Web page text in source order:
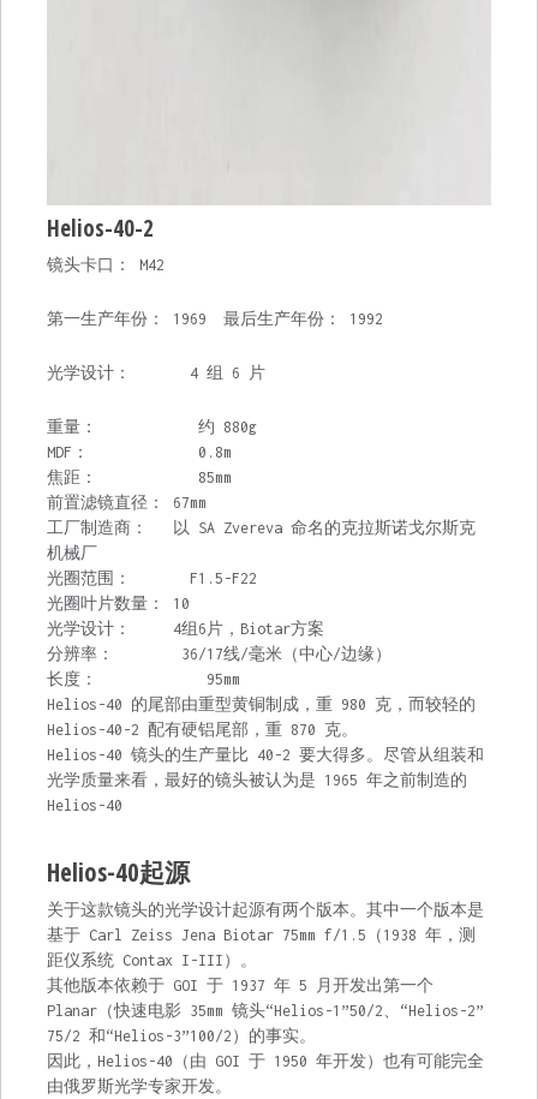
Helios-40-2
镜头卡口： M42
第一生产年份： 1969 最后生产年份： 1992
光学设计： 4 组 6 片
重量： 约 880g
MDF： 0.8m
焦距： 85mm
前置滤镜直径： 67mm
工厂制造商： 以 SA Zvereva 命名的克拉斯诺戈尔斯克
机械厂
光圈范围： F1.5-F22
光圈叶片数量： 10
光学设计： 4组6片，Biotar方案
分辨率： 36/17线/毫米（中心/边缘）
长度： 95mm
Helios-40 的尾部由重型黄铜制成，重 980 克，而较轻的
Helios-40-2 配有硬铝尾部，重 870 克。
Helios-40 镜头的生产量比 40-2 要大得多。尽管从组装和
光学质量来看，最好的镜头被认为是 1965 年之前制造的
Helios-40
Helios-40起源
关于这款镜头的光学设计起源有两个版本。其中一个版本是
基于 Carl Zeiss Jena Biotar 75mm f/1.5（1938 年，测
距仪系统 Contax I-III）。
其他版本依赖于 GOI 于 1937 年 5 月开发出第一个
Planar（快速电影 35mm 镜头“Helios-1”50/2、“Helios-2”
75/2 和“Helios-3”100/2）的事实。
因此，Helios-40（由 GOI 于 1950 年开发）也有可能完全
由俄罗斯光学专家开发。